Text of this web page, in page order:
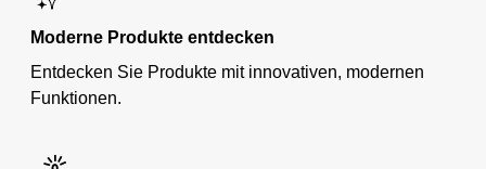
Moderne Produkte entdecken
Entdecken Sie Produkte mit innovativen, modernen
Funktionen.